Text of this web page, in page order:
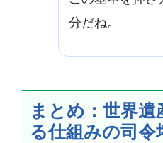
分だね。
まとめ：世界
る仕組みの司令